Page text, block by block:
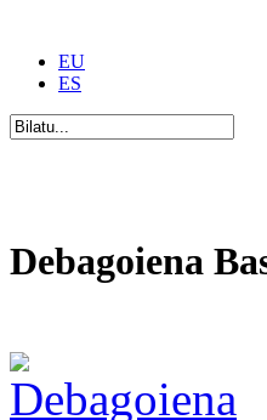
EU
ES
Debagoiena